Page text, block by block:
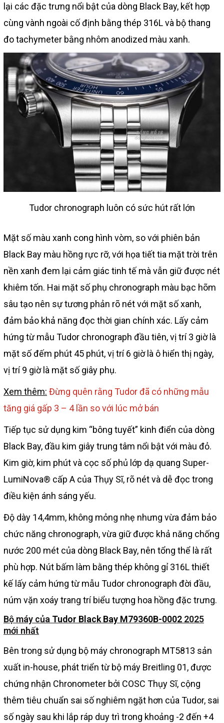
lại các đặc trưng nổi bật của dòng Black Bay, kết hợp
cùng vành ngoài cố định bằng thép 316L và bộ thang
đo tachymeter bằng nhôm anodized màu xanh.
Tudor chronograph luôn có sức hút rất lớn
Mặt số màu xanh cong hình vòm, so với phiên bản
Black Bay màu hồng rực rỡ, với họa tiết tia mặt trời trên
nền xanh đem lại cảm giác tinh tế mà vẫn giữ được nét
khiêm tốn. Hai mặt số phụ chronograph màu bạc hõm
sâu tạo nên sự tương phản rõ nét với mặt số xanh,
đảm bảo khả năng đọc thời gian chính xác. Lấy cảm
hứng từ mẫu Tudor chronograph đầu tiên, vị trí 3 giờ là
mặt số đếm phút 45 phút, vị trí 6 giờ là ô hiển thị ngày,
vị trí 9 giờ là mặt số giây phụ.
Xem thêm: Đừng quên rằng Tudor đã có những mẫu
tăng giá gấp 3 – 4 lần so với lúc mở bán
Tiếp tục sử dụng kim “bông tuyết” kinh điển của dòng
Black Bay, đầu kim giây trung tâm nổi bật với màu đỏ.
Kim giờ, kim phút và cọc số phủ lớp dạ quang Super-
LumiNova® cấp A của Thụy Sĩ, rõ nét và dễ đọc trong
điều kiện ánh sáng yếu.
Độ dày 14,4mm, không mỏng nhẹ nhưng vừa đảm bảo
chức năng chronograph, vừa giữ được khả năng chống
nước 200 mét của dòng Black Bay, nên tổng thể là rất
phù hợp. Nút bấm làm bằng thép không gỉ 316L thiết
kế lấy cảm hứng từ mẫu Tudor chronograph đời đầu,
núm vặn xoáy trang trí biểu tượng hoa hồng đặc trưng.
Bộ máy của Tudor Black Bay M79360B-0002 2025
mới nhất
Bên trong sử dụng bộ máy chronograph MT5813 sản
xuất in-house, phát triển từ bộ máy Breitling 01, được
chứng nhận Chronometer bởi COSC Thụy Sĩ, cộng
thêm tiêu chuẩn sai số nghiêm ngặt hơn của Tudor, sai
số ngày sau khi lắp ráp duy trì trong khoảng -2 đến +4